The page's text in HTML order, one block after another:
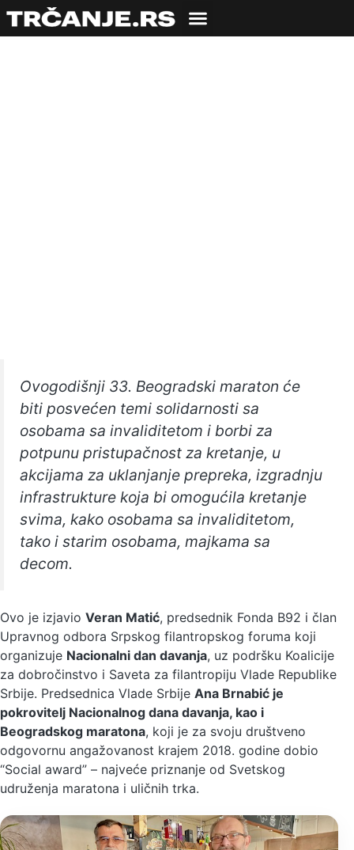
Ovogodišnji 33. Beogradski maraton će
biti posvećen temi solidarnosti sa
osobama sa invaliditetom i borbi za
potpunu pristupačnost za kretanje, u
akcijama za uklanjanje prepreka, izgradnju
infrastrukture koja bi omogućila kretanje
svima, kako osobama sa invaliditetom,
tako i starim osobama, majkama sa
decom.
Ovo je izjavio Veran Matić, predsednik Fonda B92 i član
Upravnog odbora Srpskog filantropskog foruma koji
organizuje Nacionalni dan davanja, uz podršku Koalicije
za dobročinstvo i Saveta za filantropiju Vlade Republike
Srbije. Predsednica Vlade Srbije Ana Brnabić je
pokrovitelj Nacionalnog dana davanja, kao i
Beogradskog maratona, koji je za svoju društveno
odgovornu angažovanost krajem 2018. godine dobio
“Social award” – najveće priznanje od Svetskog
udruženja maratona i uličnih trka.